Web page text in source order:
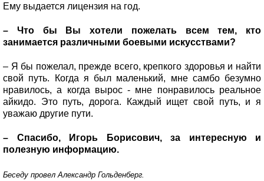
Ему выдается лицензия на год.
– Что бы Вы хотели пожелать всем тем, кто
занимается различными боевыми искусствами?
– Я бы пожелал, прежде всего, крепкого здоровья и найти
свой путь. Когда я был маленький, мне самбо безумно
нравилось, а когда вырос - мне понравилось реальное
айкидо. Это путь, дорога. Каждый ищет свой путь, и я
уважаю другие пути.
– Спасибо, Игорь Борисович, за интересную и
полезную информацию.
Беседу провел Александр Гольденберг.